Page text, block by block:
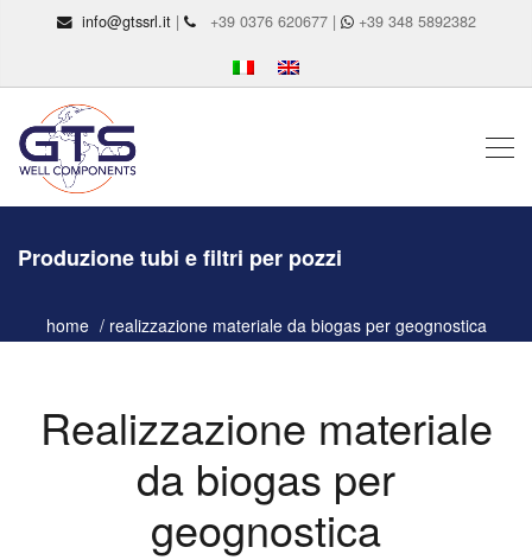
info@gtssrl.it| +39 0376 620677 | +39 348 5892382
Produzione tubi e filtri per pozzi
home realizzazione materiale da biogas per geognostica
Realizzazione materiale
da biogas per
geognostica